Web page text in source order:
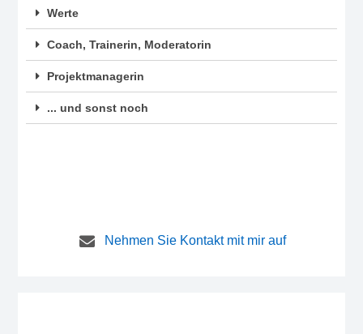
Werte
Coach, Trainerin, Moderatorin
Projektmanagerin
... und sonst noch
Nehmen Sie Kontakt mit mir auf